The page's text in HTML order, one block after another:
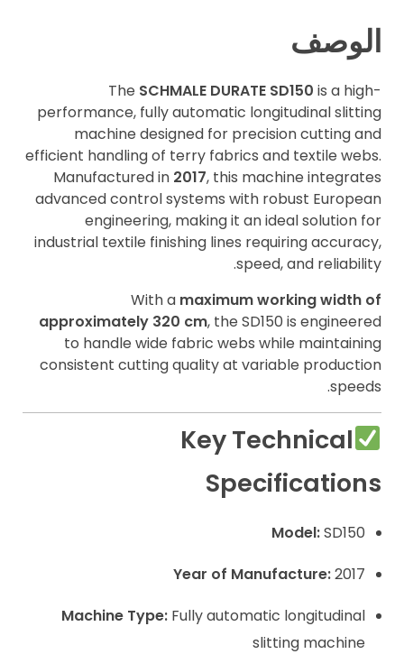
الوصف
The SCHMALE DURATE SD150 is a high-
performance, fully automatic longitudinal slitting
machine designed for precision cutting and
efficient handling of terry fabrics and textile webs.
Manufactured in 2017, this machine integrates
advanced control systems with robust European
engineering, making it an ideal solution for
industrial textile finishing lines requiring accuracy,
speed, and reliability.
With a maximum working width of
approximately 320 cm, the SD150 is engineered
to handle wide fabric webs while maintaining
consistent cutting quality at variable production
speeds.
Key Technical
Specifications
Model:SD150
Year of Manufacture:2017
Machine Type: Fully automatic longitudinal
slitting machine